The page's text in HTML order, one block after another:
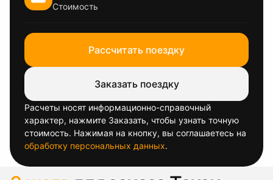
Стоимость
Рассчитать поездку
Заказать поездку
Расчеты носят информационно-справочный
характер, нажмите Заказать, чтобы узнать точную
стоимость. Нажимая на кнопку, вы соглашаетесь на
обработку персональных данных.